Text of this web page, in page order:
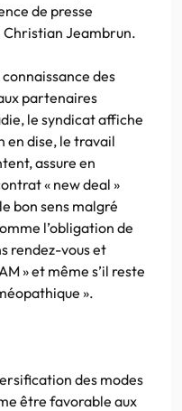
de presse
Christian Jeambrun.
des
partenaires
le syndicat affiche
en dise, le travail
assure en
« new deal »
bon sens malgré
l’obligation de
rendez-vous et
» et même s’il reste
».
des modes
être favorable aux